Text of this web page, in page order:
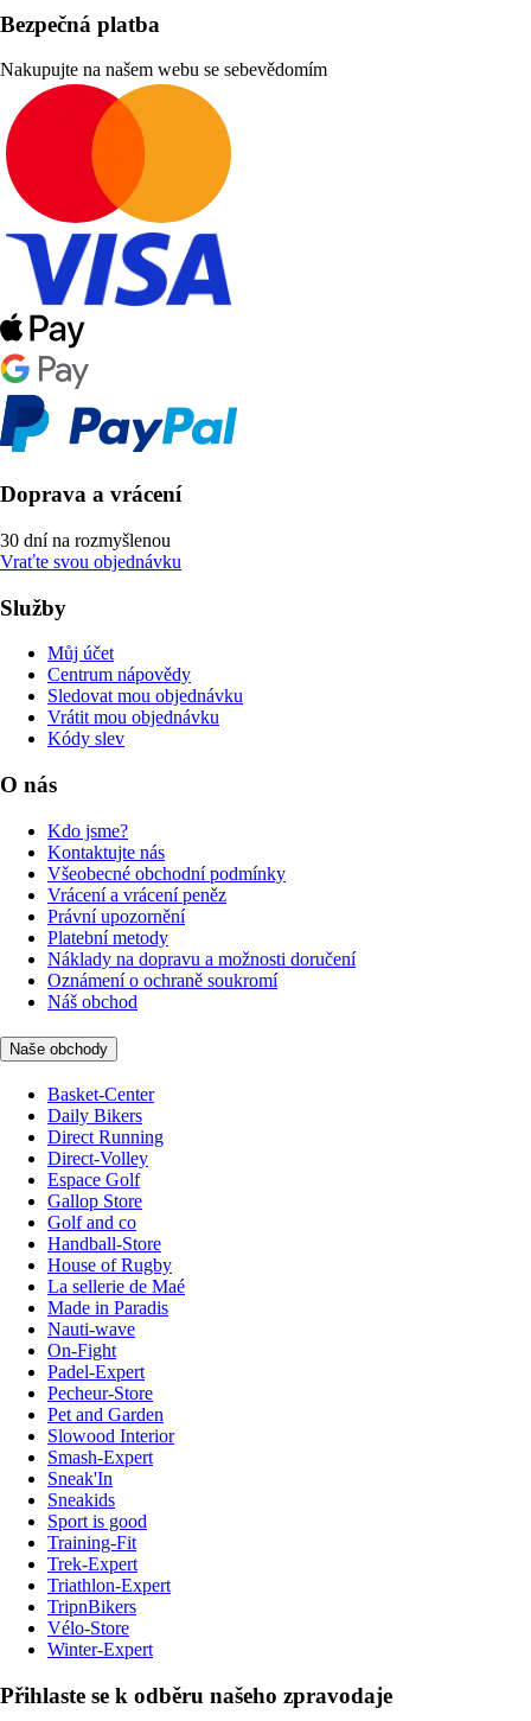
Bezpečná platba
Nakupujte na našem webu se sebevědomím
Doprava a vrácení
30 dní na rozmyšlenou
Vraťte svou objednávku
Služby
Můj účet
Centrum nápovědy
Sledovat mou objednávku
Vrátit mou objednávku
Kódy slev
O nás
Kdo jsme?
Kontaktujte nás
Všeobecné obchodní podmínky
Vrácení a vrácení peněz
Právní upozornění
Platební metody
Náklady na dopravu a možnosti doručení
Oznámení o ochraně soukromí
Náš obchod
Naše obchody
Basket-Center
Daily Bikers
Direct Running
Direct-Volley
Espace Golf
Gallop Store
Golf and co
Handball-Store
House of Rugby
La sellerie de Maé
Made in Paradis
Nauti-wave
On-Fight
Padel-Expert
Pecheur-Store
Pet and Garden
Slowood Interior
Smash-Expert
Sneak'In
Sneakids
Sport is good
Training-Fit
Trek-Expert
Triathlon-Expert
TripnBikers
Vélo-Store
Winter-Expert
Přihlaste se k odběru našeho zpravodaje